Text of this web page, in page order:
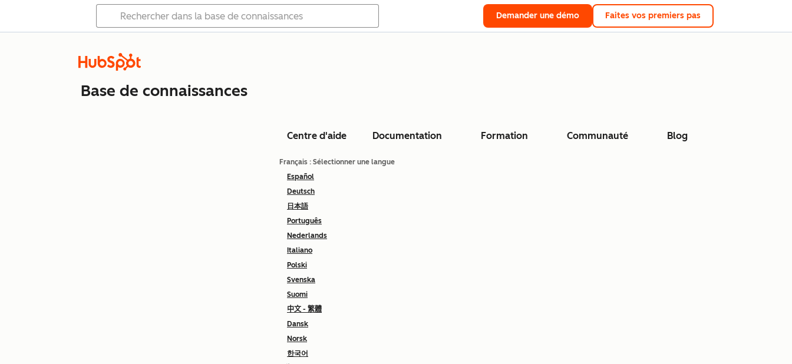
Demander une démo Faites vos premiers pas
Base de connaissances
Centre d'aide Documentation Formation Communauté Blog
Français : Sélectionner une langue
Español
Deutsch
日本語
Português
Nederlands
Italiano
Polski
Svenska
Suomi
中文 - 繁體
Dansk
Norsk
한국어